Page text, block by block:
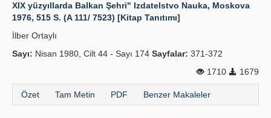
XIX yüzyıllarda Balkan Şehri" Izdatelstvo Nauka, Moskova
1976, 515 S. (A 111/ 7523) [Kitap Tanıtımı]
İlber Ortaylı
Sayı: Nisan 1980, Cilt 44 - Sayı 174 Sayfalar: 371-372
1710
1679
Özet Tam Metin PDF Benzer Makaleler